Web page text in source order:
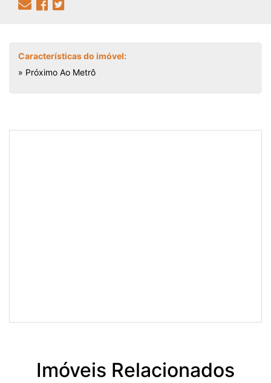
Características do imóvel:
» Próximo Ao Metrô
Imóveis Relacionados